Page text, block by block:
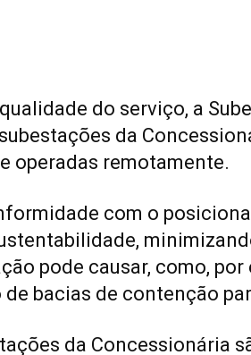
do serviço, a
subestações da
operadas remotamente.
com o
pode causar, como, por
bacias de contenção
da Concessionária